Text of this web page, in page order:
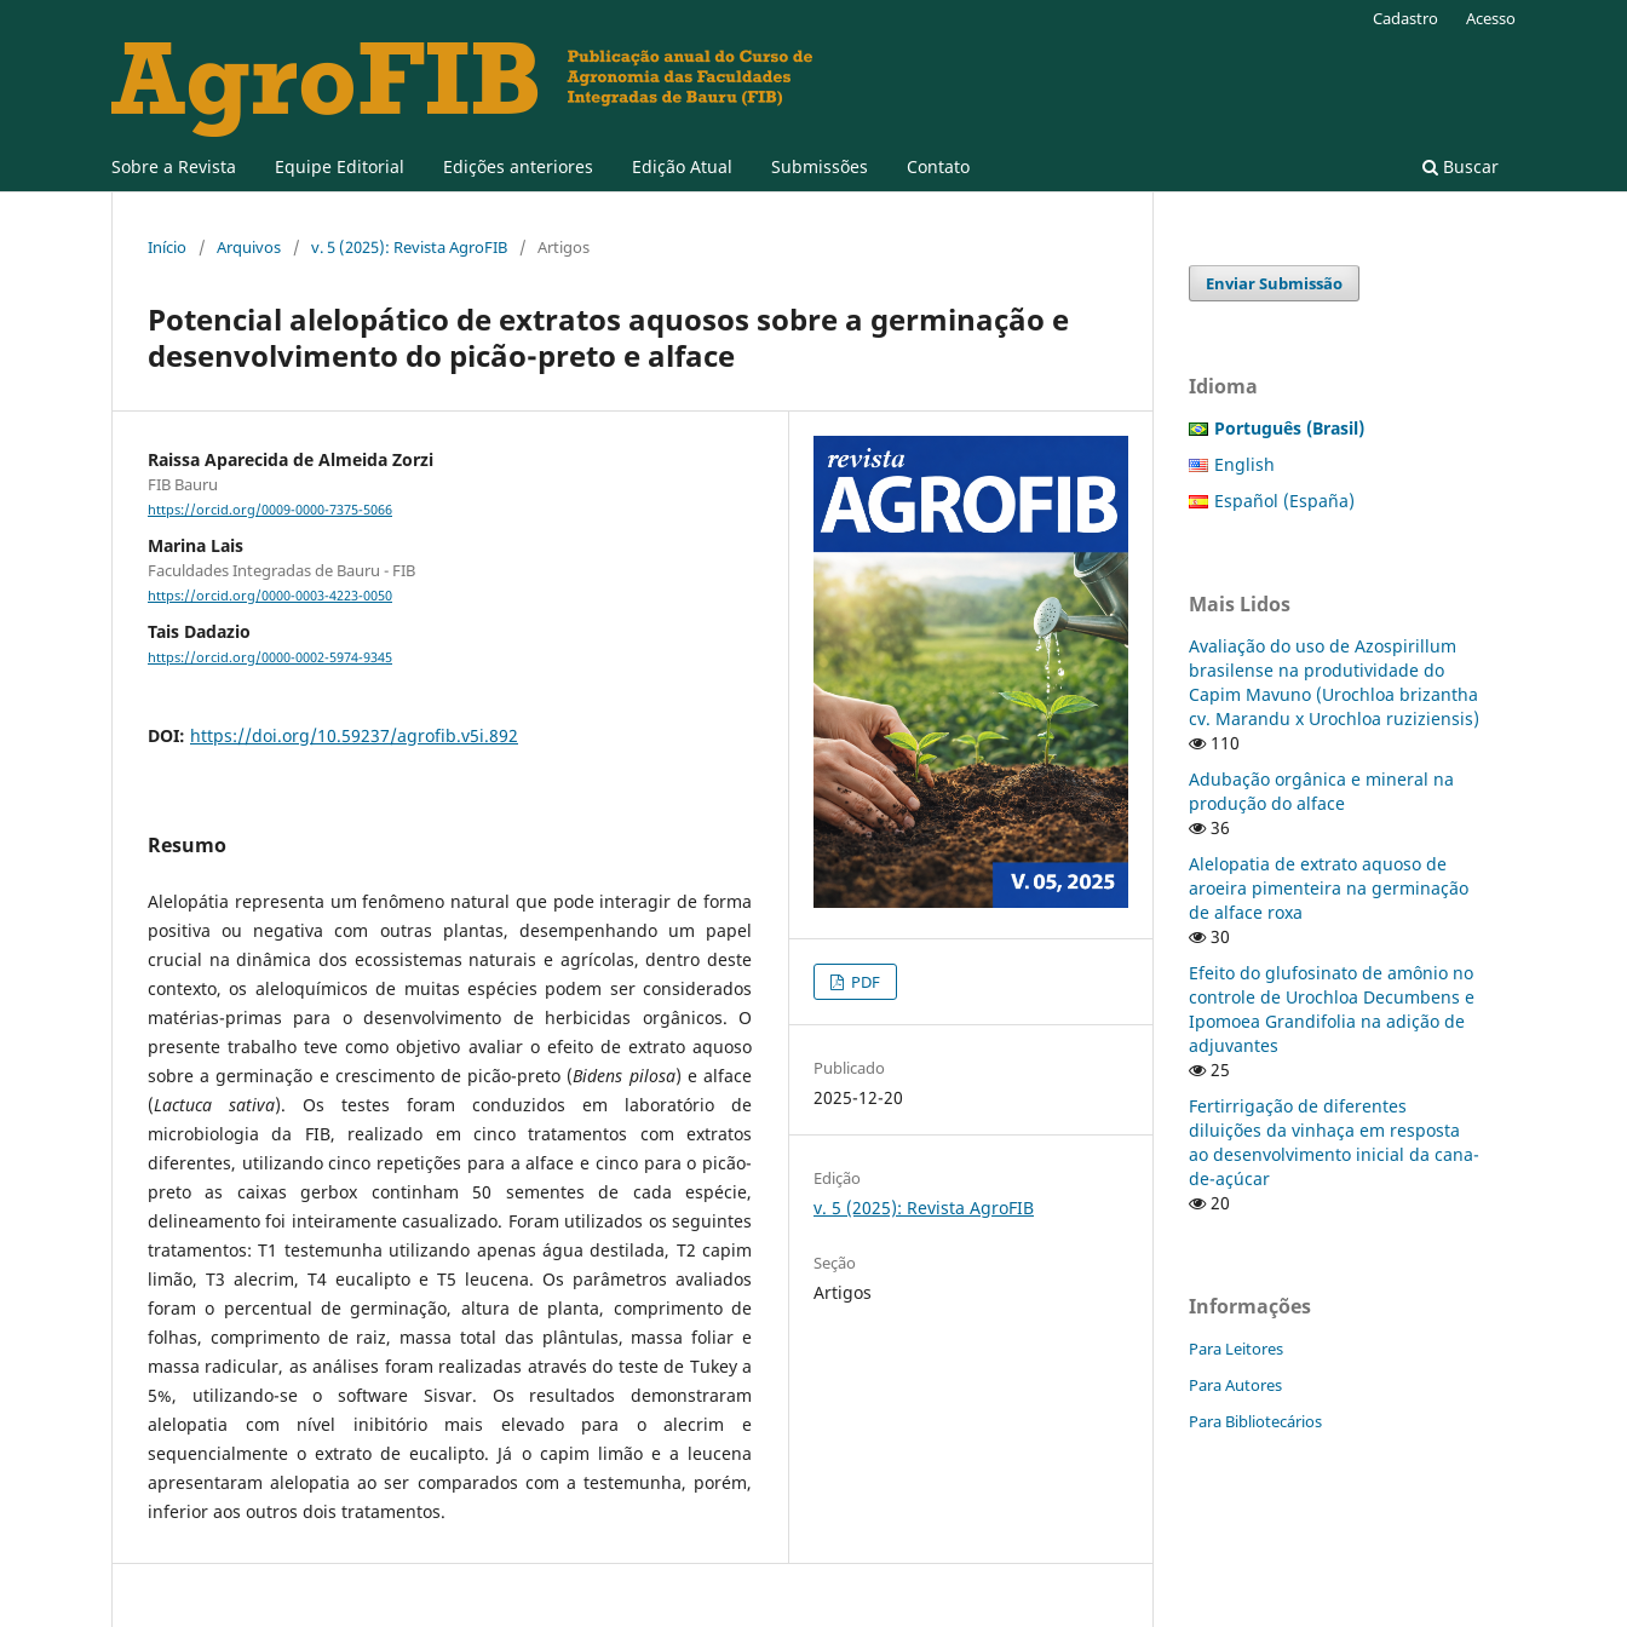
Sobre a Revista Equipe Editorial Edições anteriores Edição Atual Submissões Contato Buscar
Cadastro Acesso
Início / Arquivos / v. 5 (2025): Revista AgroFIB / Artigos
Potencial alelopático de extratos aquosos sobre a germinação e
desenvolvimento do picão-preto e alface
Raissa Aparecida de Almeida Zorzi
FIB Bauru
https://orcid.org/0009-0000-7375-5066
Marina Lais
Faculdades Integradas de Bauru - FIB
https://orcid.org/0000-0003-4223-0050
Tais Dadazio
https://orcid.org/0000-0002-5974-9345
DOI: https://doi.org/10.59237/agrofib.v5i.892
Resumo
Alelopátia representa um fenômeno natural que pode interagir de forma
positiva ou negativa com outras plantas, desempenhando um papel
crucial na dinâmica dos ecossistemas naturais e agrícolas, dentro deste
contexto, os aleloquímicos de muitas espécies podem ser considerados
matérias-primas para o desenvolvimento de herbicidas orgânicos. O
presente trabalho teve como objetivo avaliar o efeito de extrato aquoso
sobre a germinação e crescimento de picão-preto (Bidens pilosa) e alface
(Lactuca sativa). Os testes foram conduzidos em laboratório de
microbiologia da FIB, realizado em cinco tratamentos com extratos
diferentes, utilizando cinco repetições para a alface e cinco para o picão-
preto as caixas gerbox continham 50 sementes de cada espécie,
delineamento foi inteiramente casualizado. Foram utilizados os seguintes
tratamentos: T1 testemunha utilizando apenas água destilada, T2 capim
limão, T3 alecrim, T4 eucalipto e T5 leucena. Os parâmetros avaliados
foram o percentual de germinação, altura de planta, comprimento de
folhas, comprimento de raiz, massa total das plântulas, massa foliar e
massa radicular, as análises foram realizadas através do teste de Tukey a
5%, utilizando-se o software Sisvar. Os resultados demonstraram
alelopatia com nível inibitório mais elevado para o alecrim e
sequencialmente o extrato de eucalipto. Já o capim limão e a leucena
apresentaram alelopatia ao ser comparados com a testemunha, porém,
inferior aos outros dois tratamentos.
PDF
Publicado
2025-12-20
Edição
v. 5 (2025): Revista AgroFIB
Seção
Artigos
Enviar Submissão
Idioma
Português (Brasil)
English
Español (España)
Mais Lidos
Avaliação do uso de Azospirillum
brasilense na produtividade do
Capim Mavuno (Urochloa brizantha
cv. Marandu x Urochloa ruziziensis)
110
Adubação orgânica e mineral na
produção do alface
36
Alelopatia de extrato aquoso de
aroeira pimenteira na germinação
de alface roxa
30
Efeito do glufosinato de amônio no
controle de Urochloa Decumbens e
Ipomoea Grandifolia na adição de
adjuvantes
25
Fertirrigação de diferentes
diluições da vinhaça em resposta
ao desenvolvimento inicial da cana-
de-açúcar
20
Informações
Para Leitores
Para Autores
Para Bibliotecários